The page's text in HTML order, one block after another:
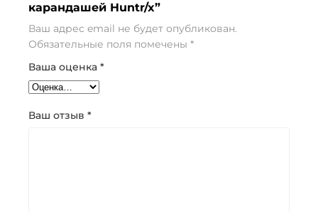
карандашей Huntr/x”
Ваш адрес email не будет опубликован.
Обязательные поля помечены *
Ваша оценка *
Ваш отзыв *